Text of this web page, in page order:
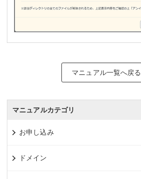
マニュアル一覧へ戻る
マニュアルカテゴリ
お申し込み
ドメイン